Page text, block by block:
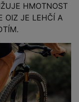
HMOTNOST
OIZ JE LEHČÍ A